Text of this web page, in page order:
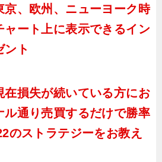
京、欧州、ニューヨーク時
ャート上に表示できるイン
ント
在損失が続いている方にお
ル通り売買するだけで勝率
のストラテジーをお教え